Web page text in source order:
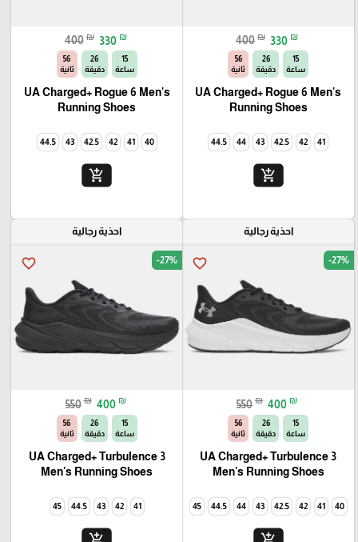
400 ₪ 330 ₪
15
ساعة
26
دقيقة
54
ثانية
UA Charged+ Rogue 6 Men's
Running Shoes
41
42
42.5
43
44
44.5
add_shopping_cart
400 ₪ 330 ₪
15
ساعة
26
دقيقة
54
ثانية
UA Charged+ Rogue 6 Men's
Running Shoes
40
41
42
42.5
43
44.5
add_shopping_cart
احذية رجالية
favorite_border -27%
550 ₪ 400 ₪
15
ساعة
26
دقيقة
54
ثانية
UA Charged+ Turbulence 3
Men's Running Shoes
40
41
42
42.5
43
44
44.5
45
احذية رجالية
favorite_border -27%
550 ₪ 400 ₪
15
ساعة
26
دقيقة
54
ثانية
UA Charged+ Turbulence 3
Men's Running Shoes
41
42
43
44.5
45